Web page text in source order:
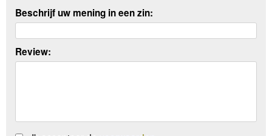
Beschrijf uw mening in een zin:
Review: